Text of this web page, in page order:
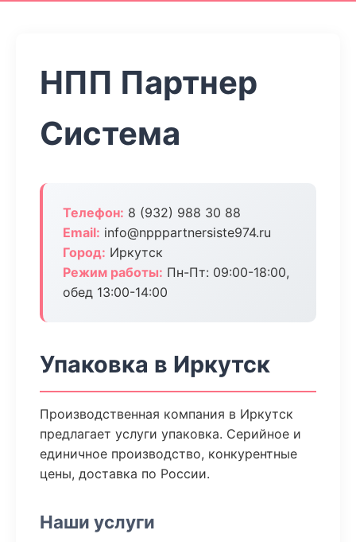
НПП Партнер
Система
Телефон: 8 (932) 988 30 88
Email: info@npppartnersiste974.ru
Город: Иркутск
Режим работы: Пн-Пт: 09:00-18:00,
обед 13:00-14:00
Упаковка в Иркутск
Производственная компания в Иркутск
предлагает услуги упаковка. Серийное и
единичное производство, конкурентные
цены, доставка по России.
Наши услуги